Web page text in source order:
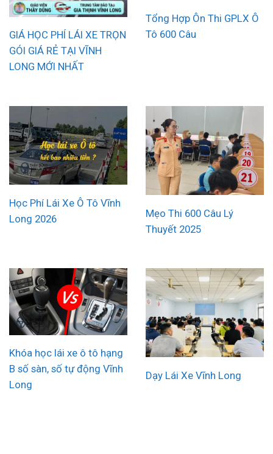
GIÁ HỌC PHÍ LÁI XE TRỌN
GÓI GIÁ RẺ TẠI VĨNH
LONG MỚI NHẤT
Tổng Hợp Ôn Thi GPLX Ô
Tô 600 Câu
Học Phí Lái Xe Ô Tô Vĩnh
Long 2026
Mẹo Thi 600 Câu Lý
Thuyết 2025
Khóa học lái xe ô tô hạng
B số sàn, số tự động Vĩnh
Long
Dạy Lái Xe Vĩnh Long